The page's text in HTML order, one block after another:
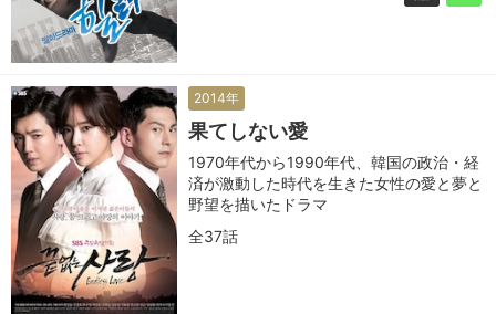
2014年
果てしない愛
1970年代から1990年代、韓国の政治・経
済が激動した時代を生きた女性の愛と夢と
野望を描いたドラマ
全37話